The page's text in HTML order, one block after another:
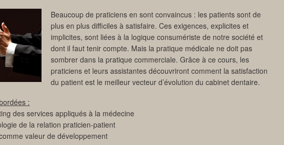
Beaucoup de praticiens en sont convaincus : les patients sont de
plus en plus difficiles à satisfaire. Ces exigences, explicites et
implicites, sont liées à la logique consumériste de notre société et
dont il faut tenir compte. Mais la pratique médicale ne doit pas
sombrer dans la pratique commerciale. Grâce à ce cours, les
praticiens et leurs assistantes découvriront comment la satisfaction
du patient est le meilleur vecteur d’évolution du cabinet dentaire.
:
des services appliqués à la médecine
de la relation praticien-patient
valeur de développement